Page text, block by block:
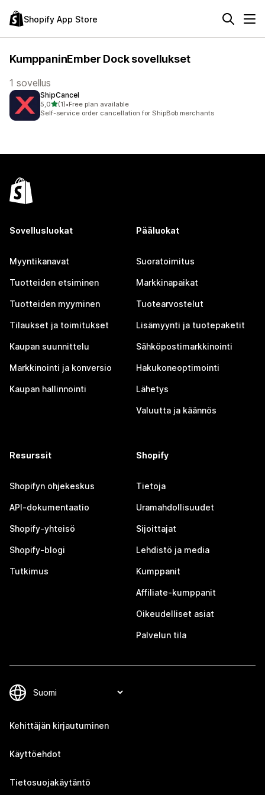
Shopify App Store
KumppaninEmber Dock sovellukset
1 sovellus
ShipCancel
5,0/ 5 tähteä
(1)
1 arvostelua yhteensä
•Free plan available
Self-service order cancellation for ShipBob merchants
Sovellusluokat
Myyntikanavat
Tuotteiden etsiminen
Tuotteiden myyminen
Tilaukset ja toimitukset
Kaupan suunnittelu
Markkinointi ja konversio
Kaupan hallinnointi
Pääluokat
Suoratoimitus
Markkinapaikat
Tuotearvostelut
Lisämyynti ja tuotepaketit
Sähköpostimarkkinointi
Hakukoneoptimointi
Lähetys
Valuutta ja käännös
Resurssit
Shopifyn ohjekeskus
API-dokumentaatio
Shopify-yhteisö
Shopify-blogi
Tutkimus
Shopify
Tietoja
Uramahdollisuudet
Sijoittajat
Lehdistö ja media
Kumppanit
Affiliate-kumppanit
Oikeudelliset asiat
Palvelun tila
Kehittäjän kirjautuminen
Käyttöehdot
Tietosuojakäytäntö